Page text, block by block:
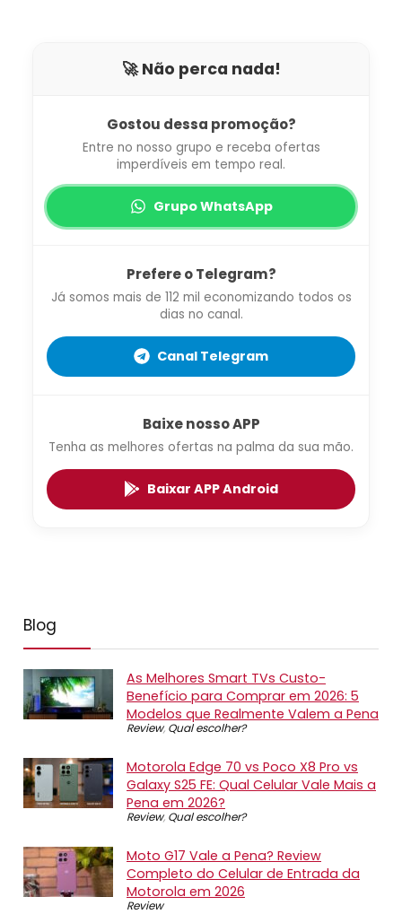
🚀 Não perca nada!
Gostou dessa promoção?
Entre no nosso grupo e receba ofertas
imperdíveis em tempo real.
Grupo WhatsApp
Prefere o Telegram?
Já somos mais de 112 mil economizando todos os
dias no canal.
Canal Telegram
Baixe nosso APP
Tenha as melhores ofertas na palma da sua mão.
Baixar APP Android
Blog
As Melhores Smart TVs Custo-
Benefício para Comprar em 2026: 5
Modelos que Realmente Valem a Pena
Review, Qual escolher?
Motorola Edge 70 vs Poco X8 Pro vs
Galaxy S25 FE: Qual Celular Vale Mais a
Pena em 2026?
Review, Qual escolher?
Moto G17 Vale a Pena? Review
Completo do Celular de Entrada da
Motorola em 2026
Review